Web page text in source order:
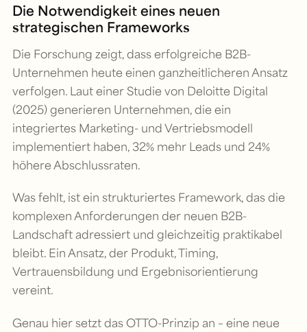
Die Notwendigkeit eines neuen
strategischen Frameworks
Die Forschung zeigt, dass erfolgreiche B2B-
Unternehmen heute einen ganzheitlicheren Ansatz
verfolgen. Laut einer Studie von Deloitte Digital
(2025) generieren Unternehmen, die ein
integriertes Marketing- und Vertriebsmodell
implementiert haben, 32% mehr Leads und 24%
höhere Abschlussraten.
Was fehlt, ist ein strukturiertes Framework, das die
komplexen Anforderungen der neuen B2B-
Landschaft adressiert und gleichzeitig praktikabel
bleibt. Ein Ansatz, der Produkt, Timing,
Vertrauensbildung und Ergebnisorientierung
vereint.
Genau hier setzt das OTTO-Prinzip an – eine neue